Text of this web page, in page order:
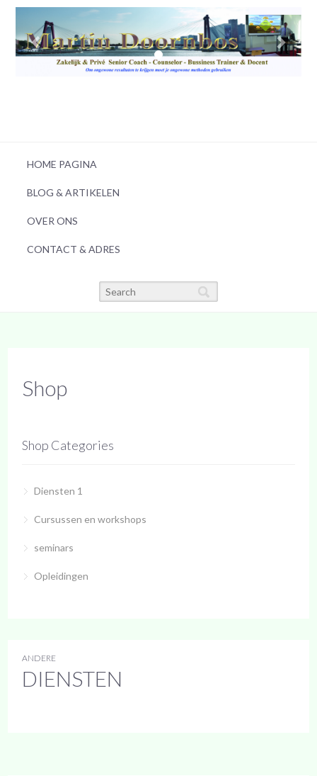
HOME PAGINA
BLOG & ARTIKELEN
OVER ONS
CONTACT & ADRES
Shop
Shop Categories
Diensten 1
Cursussen en workshops
seminars
Opleidingen
ANDERE
DIENSTEN